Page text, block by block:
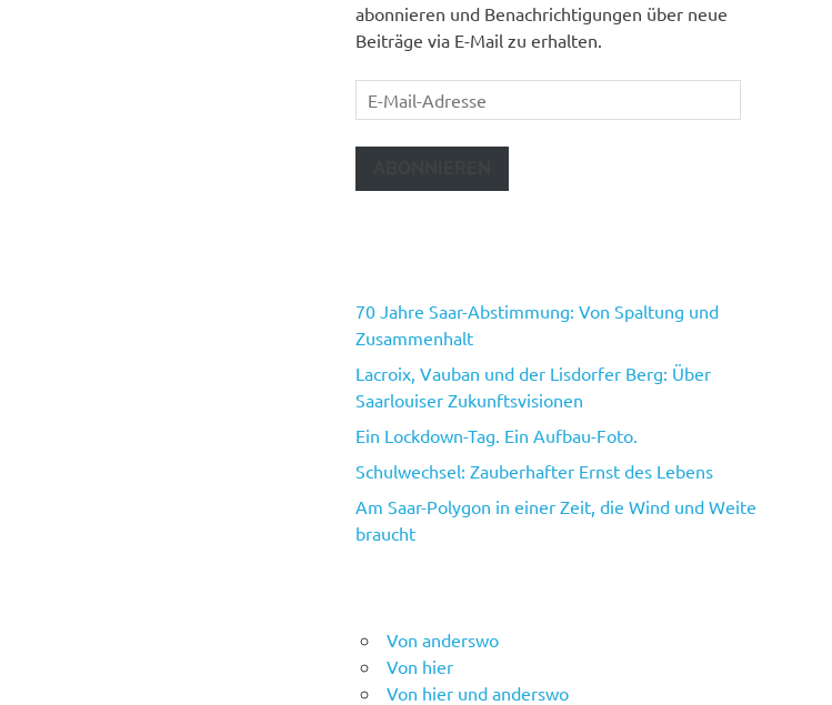
abonnieren und Benachrichtigungen über neue
Beiträge via E-Mail zu erhalten.
E-
Mail-
Adresse
70 Jahre Saar-Abstimmung: Von Spaltung und
Zusammenhalt
Lacroix, Vauban und der Lisdorfer Berg: Über
Saarlouiser Zukunftsvisionen
Ein Lockdown-Tag. Ein Aufbau-Foto.
Schulwechsel: Zauberhafter Ernst des Lebens
Am Saar-Polygon in einer Zeit, die Wind und Weite
braucht
Von anderswo
Von hier
Von hier und anderswo